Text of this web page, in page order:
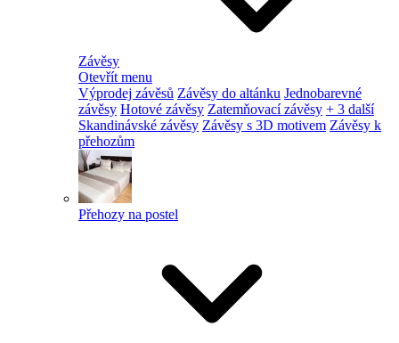
Závěsy
Otevřít menu
Výprodej závěsů Závěsy do altánku Jednobarevné
závěsy Hotové závěsy Zatemňovací závěsy + 3 další
Skandinávské závěsy Závěsy s 3D motivem Závěsy k
přehozům
Přehozy na postel